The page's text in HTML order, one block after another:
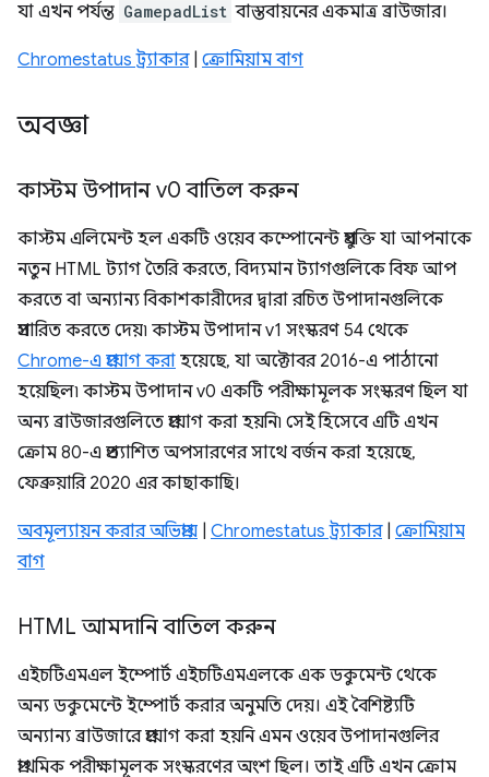
যা এখন পর্যন্ত GamepadList বাস্তবায়নের একমাত্র ব্রাউজার।
Chromestatus ট্র্যাকার| ক্রোমিয়াম বাগ
অবজ্ঞা
কাস্টম উপাদান v0 বাতিল করুন
কাস্টম এলিমেন্ট হল একটি ওয়েব কম্পোনেন্ট প্রযুক্তি যা আপনাকে
নতুন HTML ট্যাগ তৈরি করতে, বিদ্যমান ট্যাগগুলিকে বিফ আপ
করতে বা অন্যান্য বিকাশকারীদের দ্বারা রচিত উপাদানগুলিকে
প্রসারিত করতে দেয়৷ কাস্টম উপাদান v1 সংস্করণ 54 থেকে
Chrome-এ প্রয়োগ করা হয়েছে, যা অক্টোবর 2016-এ পাঠানো
হয়েছিল৷ কাস্টম উপাদান v0 একটি পরীক্ষামূলক সংস্করণ ছিল যা
অন্য ব্রাউজারগুলিতে প্রয়োগ করা হয়নি৷ সেই হিসেবে এটি এখন
ক্রোম 80-এ প্রত্যাশিত অপসারণের সাথে বর্জন করা হয়েছে,
ফেব্রুয়ারি 2020 এর কাছাকাছি।
অবমূল্যায়ন করার অভিপ্রায় Chromestatus ট্র্যাকার| ক্রোমিয়াম
বাগ
HTML আমদানি বাতিল করুন
এইচটিএমএল ইম্পোর্ট এইচটিএমএলকে এক ডকুমেন্ট থেকে
অন্য ডকুমেন্টে ইম্পোর্ট করার অনুমতি দেয়। এই বৈশিষ্ট্যটি
অন্যান্য ব্রাউজারে প্রয়োগ করা হয়নি এমন ওয়েব উপাদানগুলির
প্রাথমিক পরীক্ষামূলক সংস্করণের অংশ ছিল। তাই এটি এখন ক্রোম